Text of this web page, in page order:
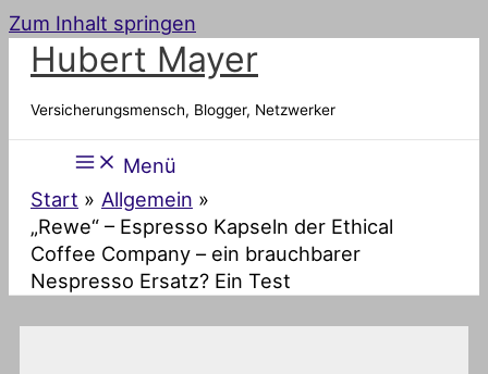
Zum Inhalt springen
Hubert Mayer
Versicherungsmensch, Blogger, Netzwerker
Menü
Start
Allgemein
„Rewe“ – Espresso Kapseln der Ethical
Coffee Company – ein brauchbarer
Nespresso Ersatz? Ein Test